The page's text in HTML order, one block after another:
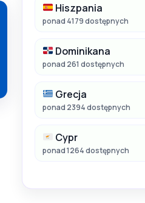
Hiszpania
ponad 4179 dostępnych
Dominikana
ponad 261 dostępnych
Grecja
ponad 2394 dostępnych
Cypr
ponad 1264 dostępnych